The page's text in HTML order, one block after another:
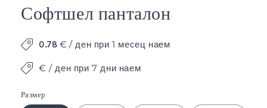
модален
елемент
Софтшел панталон
0.78 € / ден при 1 месец наем
€ / ден при 7 дни наем
Размер